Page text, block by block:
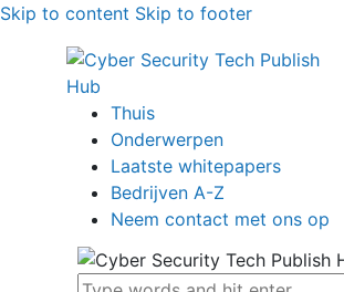
Skip to content Skip to footer
Thuis
Onderwerpen
Laatste whitepapers
Bedrijven A-Z
Neem contact met ons op